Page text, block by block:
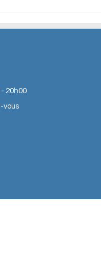
traumas sexuels, il
causes profondes
20h00
vous